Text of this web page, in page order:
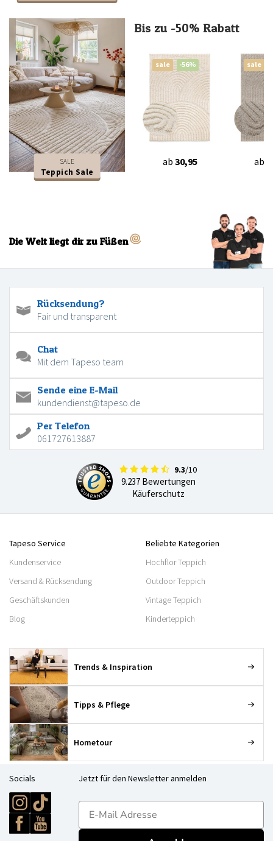
SALE
Teppich Sale
Bis zu -50% Rabatt
sale -56%
ab 30,95
sale
ab
Die Welt liegt dir zu Füßen
Rücksendung?
Fair und transparent
Chat
Mit dem Tapeso team
Sende eine E-Mail
kundendienst@tapeso.de
Per Telefon
061727613887
9.3/10
9.237 Bewertungen
Käuferschutz
Tapeso Service
Kundenservice
Versand & Rücksendung
Geschäftskunden
Blog
Beliebte Kategorien
Hochflor Teppich
Outdoor Teppich
Vintage Teppich
Kinderteppich
Trends & Inspiration
Tipps & Pflege
Hometour
Socials Jetzt für den Newsletter anmelden
E-mailadres